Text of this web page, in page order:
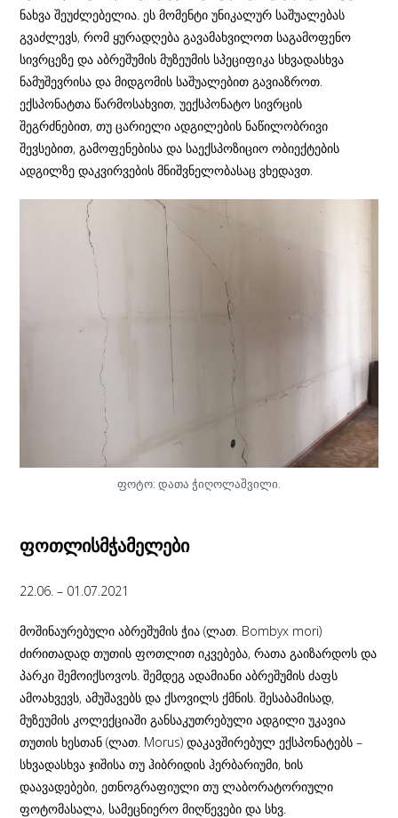
ნახვა შეუძლებელია. ეს მომენტი უნიკალურ საშუალებას
გვაძლევს, რომ ყურადღება გავამახვილოთ საგამოფენო
სივრცეზე და აბრეშუმის მუზეუმის სპეციფიკა სხვადასხვა
ნამუშევრისა და მიდგომის საშუალებით გავიაზროთ.
ექსპონატთა წარმოსახვით, უექსპონატო სივრცის
შეგრძნებით, თუ ცარიელი ადგილების ნაწილობრივი
შევსებით, გამოფენებისა და საექსპოზიციო ობიექტების
ადგილზე დაკვირვების მნიშვნელობასაც ვხედავთ.
ფოტო: დათა ჭიღოლაშვილი.
ფოთლისმჭამელები
22.06. – 01.07.2021
მოშინაურებული აბრეშუმის ჭია (ლათ. Bombyx mori)
ძირითადად თუთის ფოთლით იკვებება, რათა გაიზარდოს და
პარკი შემოიქსოვოს. შემდეგ ადამიანი აბრეშუმის ძაფს
ამოახვევს, ამუშავებს და ქსოვილს ქმნის. შესაბამისად,
მუზეუმის კოლექციაში განსაკუთრებული ადგილი უკავია
თუთის ხესთან (ლათ. Morus) დაკავშირებულ ექსპონატებს –
სხვადასხვა ჯიშისა თუ ჰიბრიდის ჰერბარიუმი, ხის
დაავადებები, ეთნოგრაფიული თუ ლაბორატორიული
ფოტომასალა, სამეცნიერო მიღწევები და სხვ.